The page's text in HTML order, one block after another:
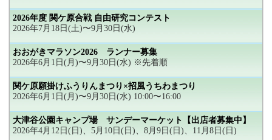
2026年度 関ケ原合戦 自由研究コンテスト
2026年7月18日(土)〜9月30日(水)
おおがきマラソン2026 ランナー募集
2026年6月1日(月)〜9月30日(水) ※先着順
関ケ原願掛けふうりんまつり×招風うちわまつり
2026年6月1日(月)〜9月30日(水) 10:00〜16:00
大津谷公園キャンプ場 サンデーマーケット【出店者募集中】
2026年4月12日(日)、5月10日(日)、8月9日(日)、11月8日(日)